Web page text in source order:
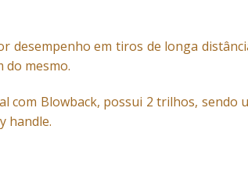
desempenho em tiros de longa
do mesmo.
com Blowback, possui 2 trilhos, sendo
handle.